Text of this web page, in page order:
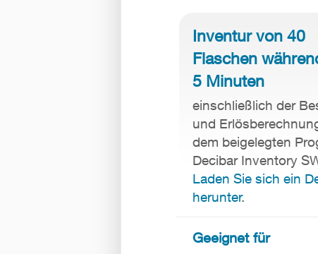
Inventur von 40
Flaschen
5 Minuten
einschließlich der
und
dem beigelegten
Decibar Inventory
Laden Sie sich ein
herunter.
Geeignet für